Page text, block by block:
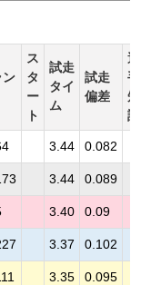
ン
ス
タ
ー
ト
試走
タイ
ム
試走
偏差
選
手
短
評
3.44 0.082
3.44 0.089
3.40 0.09
3.37 0.102
3.35 0.095